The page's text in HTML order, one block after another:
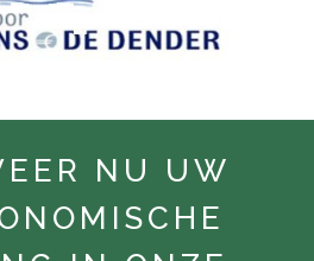
NU UW